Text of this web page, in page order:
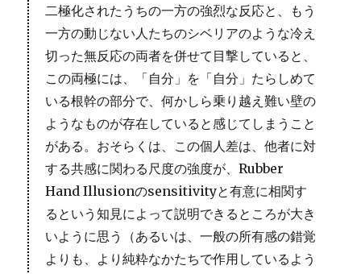
二極化されたうちの一方の強烈な反応と、もう
一方の動じない人たちのシベリアのような冷え
切った無反応の両者を併せて目撃していると、
この両極には、「自分」を「自分」たらしめて
いる根幹の部分で、何かしら乗り越え難い壁の
ようなものが存在していると感じてしまうこと
がある。おそらくは、この個人差は、他者に対
する共感に関わる尺度の強度が、Rubber
Hand Illusionのsensitivityと有意に相関す
るという知見によって説明できるところが大き
いように思う（あるいは、一般の所有感の錯覚
よりも、より純粋なかたちで作用しているよう